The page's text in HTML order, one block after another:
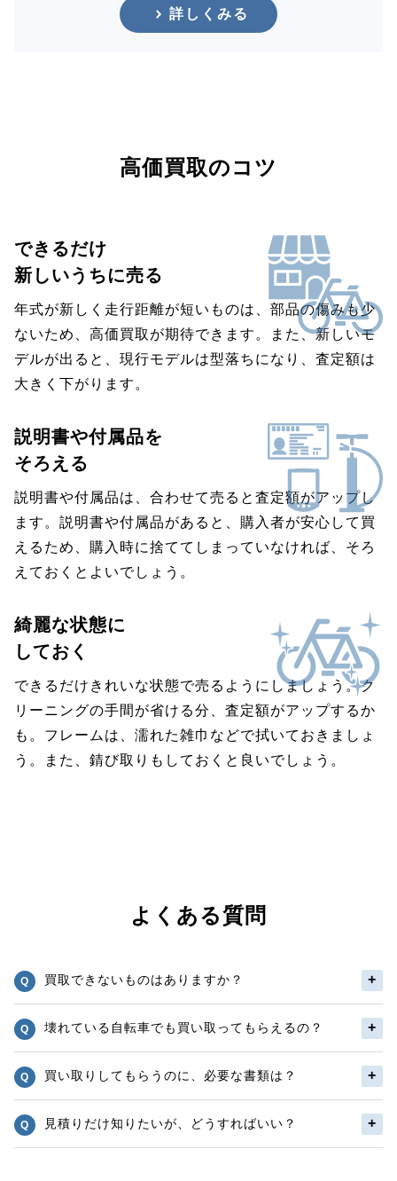
詳しくみる
高価買取のコツ
できるだけ
新しいうちに売る
年式が新しく走行距離が短いものは、部品の傷みも少
ないため、高価買取が期待できます。また、新しいモ
デルが出ると、現行モデルは型落ちになり、査定額は
大きく下がります。
説明書や付属品を
そろえる
説明書や付属品は、合わせて売ると査定額がアップし
ます。説明書や付属品があると、購入者が安心して買
えるため、購入時に捨ててしまっていなければ、そろ
えておくとよいでしょう。
綺麗な状態に
しておく
できるだけきれいな状態で売るようにしましょう。ク
リーニングの手間が省ける分、査定額がアップするか
も。フレームは、濡れた雑巾などで拭いておきましょ
う。また、錆び取りもしておくと良いでしょう。
よくある質問
買取できないものはありますか？
壊れている自転車でも買い取ってもらえるの？
買い取りしてもらうのに、必要な書類は？
見積りだけ知りたいが、どうすればいい？